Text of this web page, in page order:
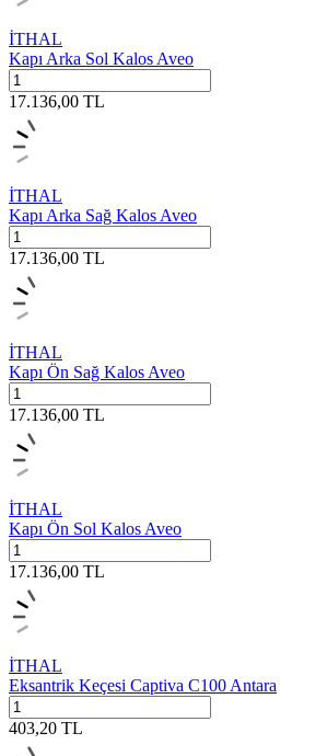
İTHAL
Kapı Arka Sol Kalos Aveo
17.136,00 TL
İTHAL
Kapı Arka Sağ Kalos Aveo
17.136,00 TL
İTHAL
Kapı Ön Sağ Kalos Aveo
17.136,00 TL
İTHAL
Kapı Ön Sol Kalos Aveo
17.136,00 TL
İTHAL
Eksantrik Keçesi Captiva C100 Antara
403,20 TL